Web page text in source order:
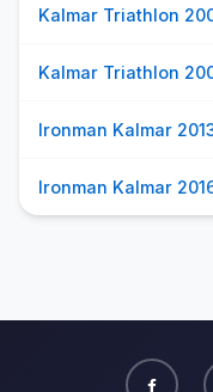
Kalmar Triathlon
Kalmar Triathlon
Ironman Kalmar
Ironman Kalmar